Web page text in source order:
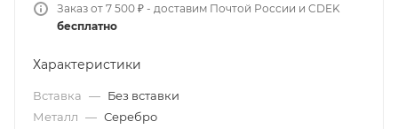
Заказ от 7 500 ₽ - доставим Почтой России и CDEK
бесплатно
Характеристики
Вставка — Без вставки
Металл — Серебро